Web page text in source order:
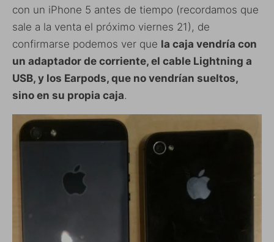
con un iPhone 5 antes de tiempo (recordamos que
sale a la venta el próximo viernes 21), de
confirmarse podemos ver que la caja vendría con
un adaptador de corriente, el cable Lightning a
USB, y los Earpods, que no vendrían sueltos,
sino en su propia caja.